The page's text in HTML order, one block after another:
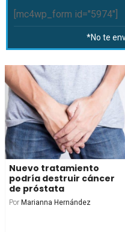
[mc4wp_form id="5974"]
*No te
Nuevo tratamiento
podría destruir cáncer
de próstata
Por Marianna Hernández